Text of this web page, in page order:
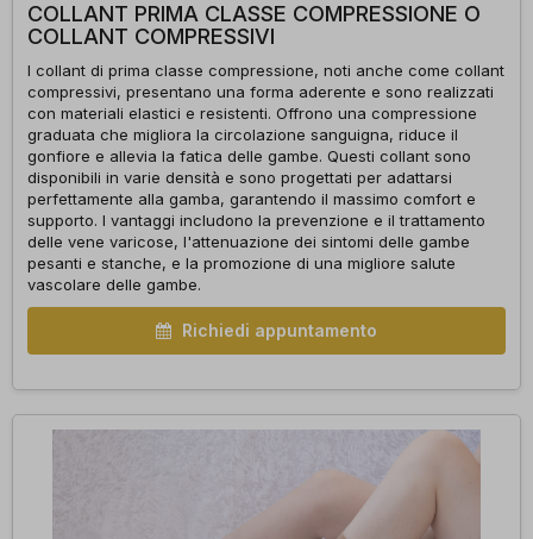
COLLANT PRIMA CLASSE COMPRESSIONE O
COLLANT COMPRESSIVI
I collant di prima classe compressione, noti anche come collant
compressivi, presentano una forma aderente e sono realizzati
con materiali elastici e resistenti. Offrono una compressione
graduata che migliora la circolazione sanguigna, riduce il
gonfiore e allevia la fatica delle gambe. Questi collant sono
disponibili in varie densità e sono progettati per adattarsi
perfettamente alla gamba, garantendo il massimo comfort e
supporto. I vantaggi includono la prevenzione e il trattamento
delle vene varicose, l'attenuazione dei sintomi delle gambe
pesanti e stanche, e la promozione di una migliore salute
vascolare delle gambe.
Richiedi appuntamento